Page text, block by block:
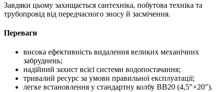
Завдяки цьому захищається сантехніка, побутова техніка та
трубопровід від передчасного зносу й засмічення.
Переваги
висока ефективність видалення великих механічних
забруднень;
надійний захист всієї системи водопостачання;
тривалий ресурс за умови правильної експлуатації;
легке встановлення у стандартну колбу BB20 (4,5″×20″).